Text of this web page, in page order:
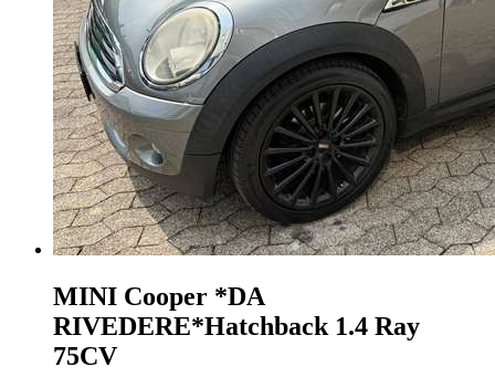
MINI Cooper *DA
RIVEDERE*Hatchback 1.4 Ray
75CV